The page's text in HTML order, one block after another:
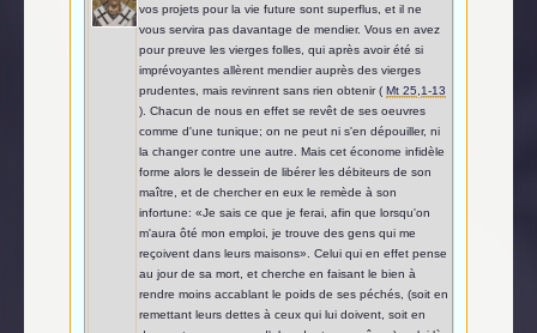
vos projets pour la vie future sont superflus, et il ne
vous servira pas davantage de mendier. Vous en avez
pour preuve les vierges folles, qui après avoir été si
imprévoyantes allèrent mendier auprès des vierges
prudentes, mais revinrent sans rien obtenir ( Mt 25,1-13
). Chacun de nous en effet se revêt de ses oeuvres
comme d'une tunique; on ne peut ni s'en dépouiller, ni
la changer contre une autre. Mais cet économe infidèle
forme alors le dessein de libérer les débiteurs de son
maître, et de chercher en eux le remède à son
infortune: «Je sais ce que je ferai, afin que lorsqu'on
m'aura ôté mon emploi, je trouve des gens qui me
reçoivent dans leurs maisons». Celui qui en effet pense
au jour de sa mort, et cherche en faisant le bien à
rendre moins accablant le poids de ses péchés, (soit en
remettant leurs dettes à ceux qui lui doivent, soit en